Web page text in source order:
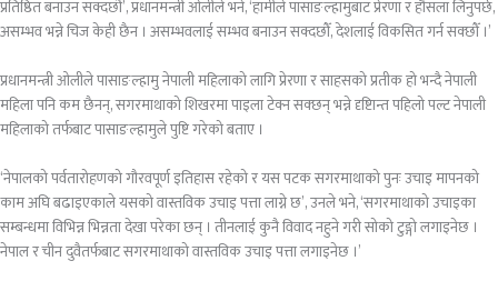
प्रतिष्ठित बनाउन सक्दछौँ’, प्रधानमन्त्री ओलीले भने, ‘हामीले पासाङल्हामुबाट प्रेरणा र हौसला लिनुपर्छ,
असम्भव भन्ने चिज केही छैन । असम्भवलाई सम्भव बनाउन सक्दछौँ, देशलाई विकसित गर्न सक्छौँ ।’
प्रधानमन्त्री ओलीले पासाङल्हामु नेपाली महिलाको लागि प्रेरणा र साहसको प्रतीक हो भन्दै नेपाली
महिला पनि कम छैनन्, सगरमाथाको शिखरमा पाइला टेक्न सक्छन् भन्ने दृष्टिान्त पहिलो पल्ट नेपाली
महिलाको तर्फबाट पासाङल्हामुले पुष्टि गरेको बताए ।
‘नेपालको पर्वतारोहणको गौरवपूर्ण इतिहास रहेको र यस पटक सगरमाथाको पुनः उचाइ मापनको
काम अघि बढाइएकाले यसको वास्तविक उचाइ पत्ता लाग्ने छ’, उनले भने, ‘सगरमाथाको उचाइका
सम्बन्धमा विभिन्न भिन्नता देखा परेका छन् । तीनलाई कुनै विवाद नहुने गरी सोको टुङ्गो लगाइनेछ ।
नेपाल र चीन दुवैतर्फबाट सगरमाथाको वास्तविक उचाइ पत्ता लगाइनेछ ।’